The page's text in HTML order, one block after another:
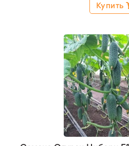
Купить